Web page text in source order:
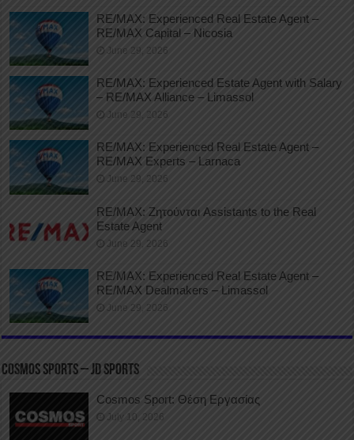
RE/MAX: Experienced Real Estate Agent –
RE/MAX Capital – Nicosia
June 29, 2026
RE/MAX: Experienced Estate Agent with Salary
– RE/MAX Alliance – Limassol
June 29, 2026
RE/MAX: Experienced Real Estate Agent –
RE/MAX Experts – Larnaca
June 29, 2026
RE/MAX: Ζητούνται Assistants to the Real
Estate Agent
June 29, 2026
RE/MAX: Experienced Real Estate Agent –
RE/MAX Dealmakers – Limassol
June 29, 2026
COSMOS SPORTS – JD SPORTS
Cosmos Sport: Θέση Εργασίας
July 10, 2026